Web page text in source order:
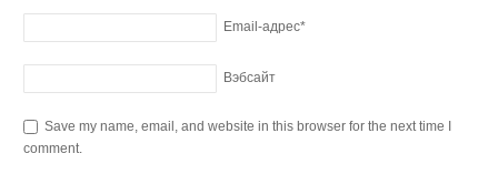
Email-адрес*
Вэбсайт
Save my name, email, and website in this browser for the next time I
comment.